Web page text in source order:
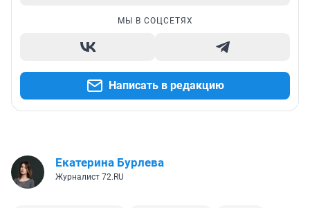
МЫ В СОЦСЕТЯХ
Написать в редакцию
Екатерина Бурлева
Журналист 72.RU